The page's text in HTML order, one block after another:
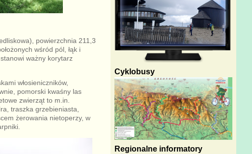
powierzchnia 211,3
wśród pól, łąk i
ważny korytarz
włosieniczników,
pomorski kwaśny las
zwierząt to m.in.
traszka grzebieniasta,
żerowania nietoperzy, w
Cyklobusy
Regionalne informatory